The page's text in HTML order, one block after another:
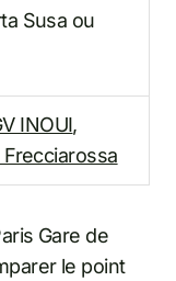
Susa ou
INOUI,
Gare de
le point